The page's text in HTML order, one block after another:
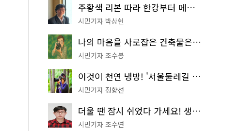
주황색 리본 따라 한강부터 메타세쿼이아 숲길까지…서울둘레길 15코스
시민기자 박상현
나의 마음을 사로잡은 건축물은? '서울시 건축상' 수상작 공개!
시민기자 조수봉
이것이 천연 냉방! '서울둘레길 9코스'로 숲속 피서 떠나볼까
시민기자 정향선
더울 땐 잠시 쉬었다 가세요! 생수 냉장고부터 해피소·무더위쉼터까지
시민기자 조수연